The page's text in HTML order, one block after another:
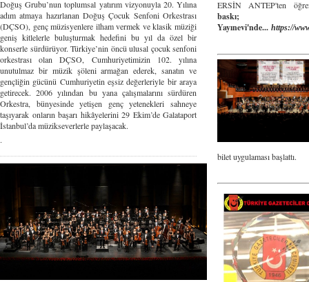
Doğuş Grubu’nun toplumsal yatırım vizyonuyla 20. Yılına
adım atmaya hazırlanan Doğuş Çocuk Senfoni Orkestrası
(DÇSO), genç müzisyenlere ilham vermek ve klasik müziği
geniş kitlelerle buluşturmak hedefini bu yıl da özel bir
konserle sürdürüyor. Türkiye’nin öncü ulusal çocuk senfoni
orkestrası olan DÇSO, Cumhuriyetimizin 102. yılına
unutulmaz bir müzik şöleni armağan ederek, sanatın ve
gençliğin gücünü Cumhuriyetin eşsiz değerleriyle bir araya
getirecek. 2006 yılından bu yana çalışmalarını sürdüren
Orkestra, bünyesinde yetişen genç yetenekleri sahneye
taşıyarak onların başarı hikâyelerini 29 Ekim’de Galataport
İstanbul’da müzikseverlerle paylaşacak.
ERSİN ANTEP'ten
Yayınevi'nde... https://
bilet uygulaması başlattı.